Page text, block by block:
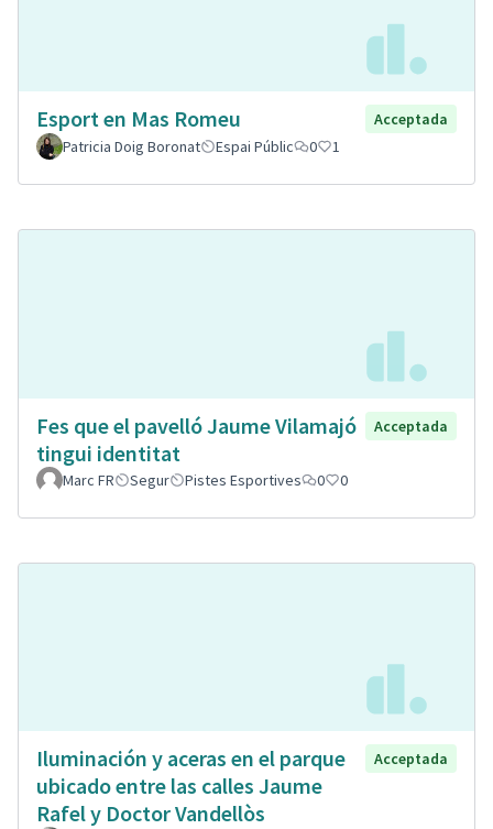
Esport en Mas Romeu
Acceptada
Patricia Doig Boronat
Espai Públic 0 1
Fes que el pavelló Jaume Vilamajó
tingui identitat
Acceptada
Marc FR Segur Pistes Esportives 0 0
Iluminación y aceras en el parque
ubicado entre las calles Jaume
Rafel y Doctor Vandellòs
Acceptada